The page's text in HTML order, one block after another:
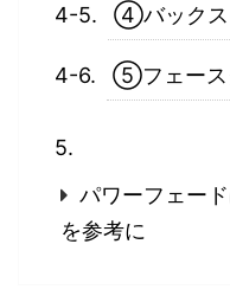
④バックス
⑤フェース
パワーフェー
を参考に